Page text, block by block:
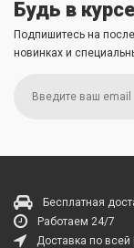
Будь в курсе
Подпишитесь на
новинках и
Бесплатная
Работаем 24/7
Доставка по всей